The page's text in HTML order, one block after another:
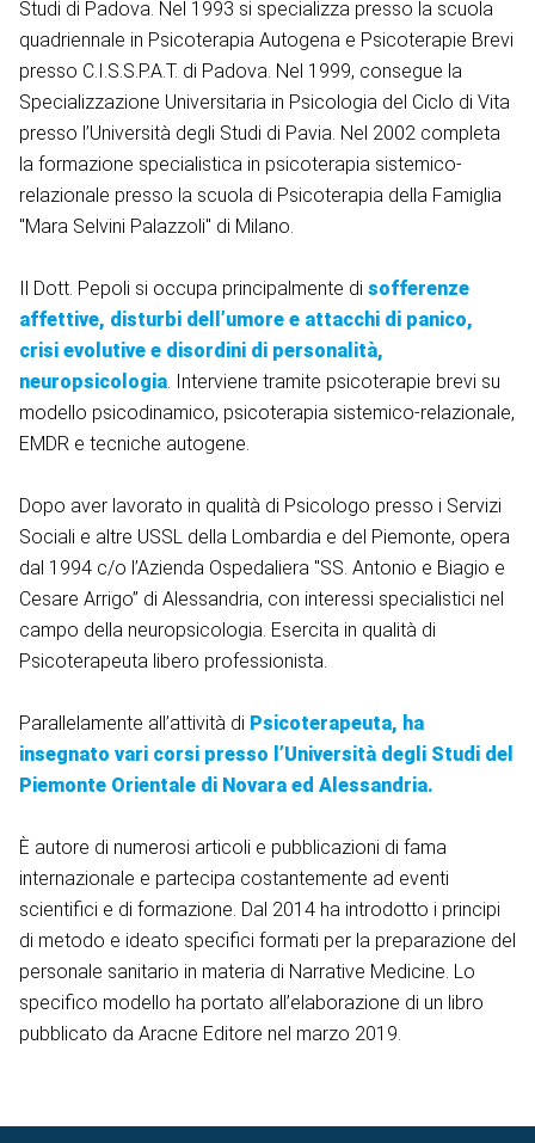
Studi di Padova. Nel 1993 si specializza presso la scuola
quadriennale in Psicoterapia Autogena e Psicoterapie Brevi
presso C.I.S.S.P.A.T. di Padova. Nel 1999, consegue la
Specializzazione Universitaria in Psicologia del Ciclo di Vita
presso l’Università degli Studi di Pavia. Nel 2002 completa
la formazione specialistica in psicoterapia sistemico-
relazionale presso la scuola di Psicoterapia della Famiglia
"Mara Selvini Palazzoli" di Milano.
Il Dott. Pepoli si occupa principalmente di sofferenze
affettive, disturbi dell’umore e attacchi di panico,
crisi evolutive e disordini di personalità,
neuropsicologia. Interviene tramite psicoterapie brevi su
modello psicodinamico, psicoterapia sistemico-relazionale,
EMDR e tecniche autogene.
Dopo aver lavorato in qualità di Psicologo presso i Servizi
Sociali e altre USSL della Lombardia e del Piemonte, opera
dal 1994 c/o l’Azienda Ospedaliera "SS. Antonio e Biagio e
Cesare Arrigo” di Alessandria, con interessi specialistici nel
campo della neuropsicologia. Esercita in qualità di
Psicoterapeuta libero professionista.
Parallelamente all’attività di Psicoterapeuta, ha
insegnato vari corsi presso l’Università degli Studi del
Piemonte Orientale di Novara ed Alessandria.
È autore di numerosi articoli e pubblicazioni di fama
internazionale e partecipa costantemente ad eventi
scientifici e di formazione. Dal 2014 ha introdotto i principi
di metodo e ideato specifici formati per la preparazione del
personale sanitario in materia di Narrative Medicine. Lo
specifico modello ha portato all’elaborazione di un libro
pubblicato da Aracne Editore nel marzo 2019.